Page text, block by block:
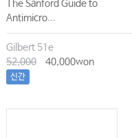
The Sanford Guide to
Antimicro...
Gilbert 51e
52,000
40,000won
신간